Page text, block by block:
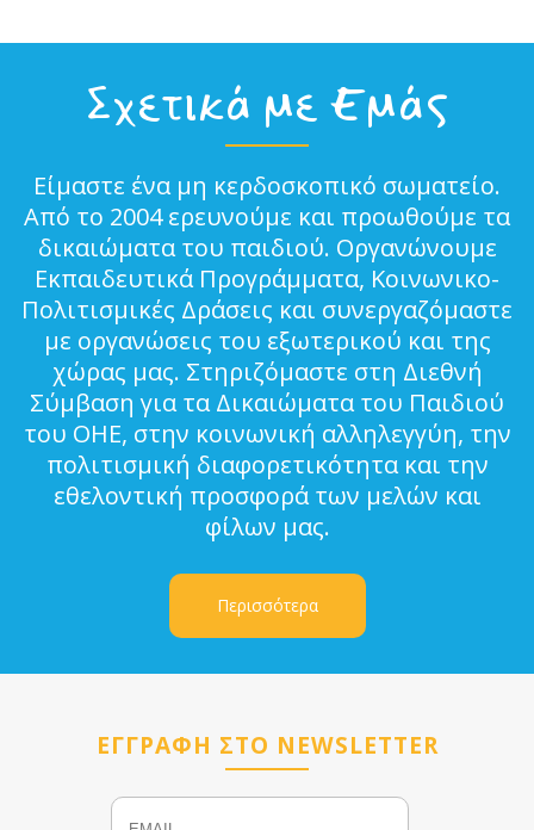
Σχετικά με Εμάς
Είμαστε ένα μη κερδοσκοπικό σωματείο.
Από το 2004 ερευνούμε και προωθούμε τα
δικαιώματα του παιδιού. Οργανώνουμε
Εκπαιδευτικά Προγράμματα, Κοινωνικο-
Πολιτισμικές Δράσεις και συνεργαζόμαστε
με οργανώσεις του εξωτερικού και της
χώρας μας. Στηριζόμαστε στη Διεθνή
Σύμβαση για τα Δικαιώματα του Παιδιού
του ΟΗΕ, στην κοινωνική αλληλεγγύη, την
πολιτισμική διαφορετικότητα και την
εθελοντική προσφορά των μελών και
φίλων μας.
Περισσότερα
ΕΓΓΡΑΦΗ ΣΤΟ NEWSLETTER
Email